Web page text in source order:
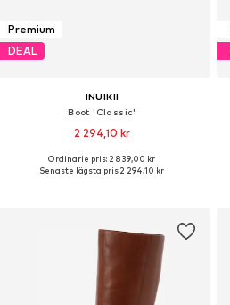
Premium
DEAL
INUIKII
Boot 'Classic'
2 294,10 kr
+4
Tillgänglig i många storlekar
Ordinarie pris: 2 839,00 kr
Senaste lägsta pris:2 294,10 kr